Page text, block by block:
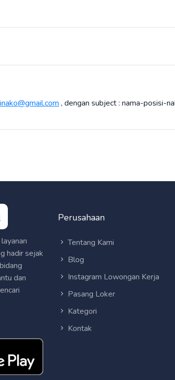
, dengan subject : nama-posisi-
hadir sejak
dan
Perusahaan
Tentang Kami
Blog
Instagram Lowongan Kerja
Pasang Loker
Kategori
Kontak